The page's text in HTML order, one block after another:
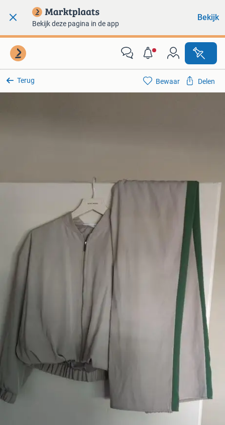
Bekijk deze pagina in de app
Bekijk
Terug Bewaar Delen